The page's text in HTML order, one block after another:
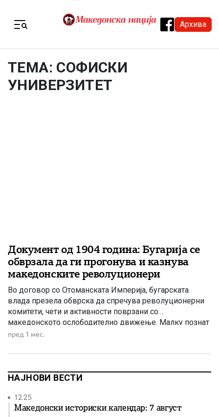
Архива
ТЕМА: СОФИСКИ
УНИВЕРЗИТЕТ
Документ од 1904 година: Бугарија се
обврзала да ги прогонува и казнува
македонските револуционери
Во договор со Отоманската Империја, бугарската
влада презела обврска да спречува револуционерни
комитети, чети и активности поврзани со
македонското ослободително движење. Малку познат
документ од февруари 1904 година сведочи дека
пред Отоманската Империја да го забрани
револуционерни комитети на својата територија, да го
пред 1 мес.
НАЈНОВИ ВЕСТИ
12:25
Македонски историски календар: 7 август